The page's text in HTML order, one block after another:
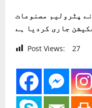
پٹرولیم مصنوعات
جاری کردیا ہے
Post Views: 27